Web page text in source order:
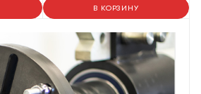
В КОРЗИНУ